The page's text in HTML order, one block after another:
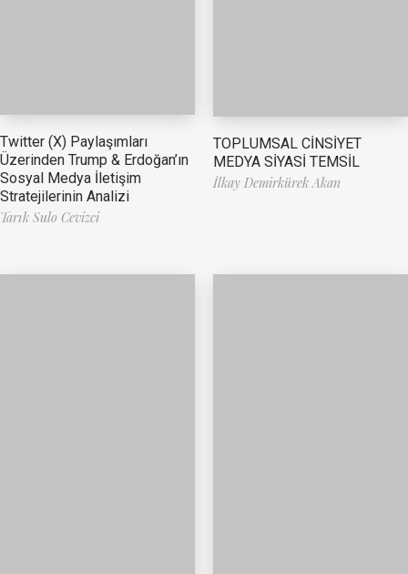
Twitter (X) Paylaşımları
Üzerinden Trump & Erdoğan’ın
Sosyal Medya İletişim
Stratejilerinin Analizi
Tarık Sulo Cevizci
TOPLUMSAL CİNSİYET
MEDYA SİYASİ TEMSİL
İlkay Demirkürek Akan